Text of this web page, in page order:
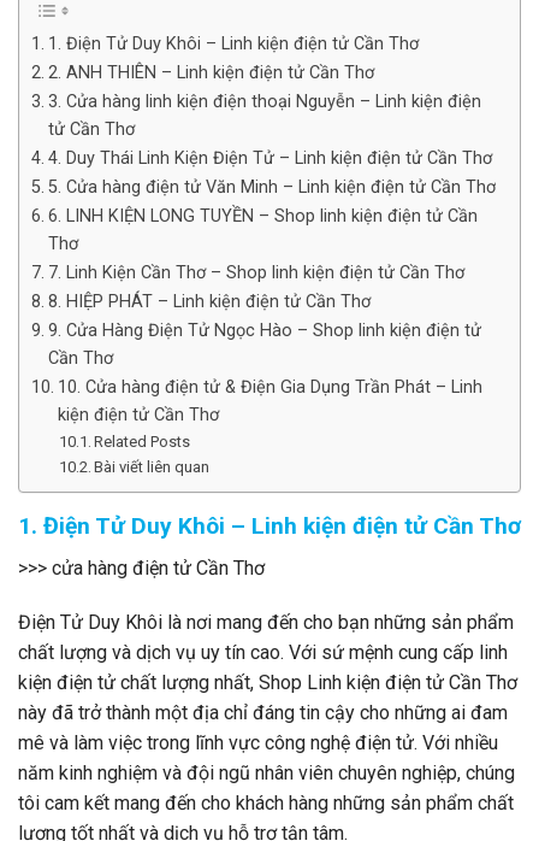
1. Điện Tử Duy Khôi – Linh kiện điện tử Cần Thơ
2. ANH THIÊN – Linh kiện điện tử Cần Thơ
3. Cửa hàng linh kiện điện thoại Nguyễn – Linh kiện điện
tử Cần Thơ
4. Duy Thái Linh Kiện Điện Tử – Linh kiện điện tử Cần Thơ
5. Cửa hàng điện tử Văn Minh – Linh kiện điện tử Cần Thơ
6. LINH KIỆN LONG TUYỀN – Shop linh kiện điện tử Cần
Thơ
7. Linh Kiện Cần Thơ – Shop linh kiện điện tử Cần Thơ
8. HIỆP PHÁT – Linh kiện điện tử Cần Thơ
9. Cửa Hàng Điện Tử Ngọc Hào – Shop linh kiện điện tử
Cần Thơ
10. Cửa hàng điện tử & Điện Gia Dụng Trần Phát – Linh
kiện điện tử Cần Thơ
Related Posts
Bài viết liên quan
1. Điện Tử Duy Khôi – Linh kiện điện tử Cần Thơ
>>> cửa hàng điện tử Cần Thơ
Điện Tử Duy Khôi là nơi mang đến cho bạn những sản phẩm
chất lượng và dịch vụ uy tín cao. Với sứ mệnh cung cấp linh
kiện điện tử chất lượng nhất, Shop Linh kiện điện tử Cần Thơ
này đã trở thành một địa chỉ đáng tin cậy cho những ai đam
mê và làm việc trong lĩnh vực công nghệ điện tử. Với nhiều
năm kinh nghiệm và đội ngũ nhân viên chuyên nghiệp, chúng
tôi cam kết mang đến cho khách hàng những sản phẩm chất
lượng tốt nhất và dịch vụ hỗ trợ tận tâm.